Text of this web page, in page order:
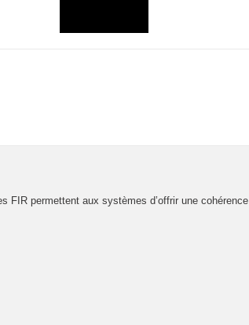
FIR permettent aux systèmes d’offrir une cohérence